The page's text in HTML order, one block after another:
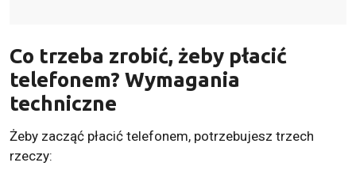
Co trzeba zrobić, żeby płacić
telefonem? Wymagania
techniczne
Żeby zacząć płacić telefonem, potrzebujesz trzech
rzeczy: